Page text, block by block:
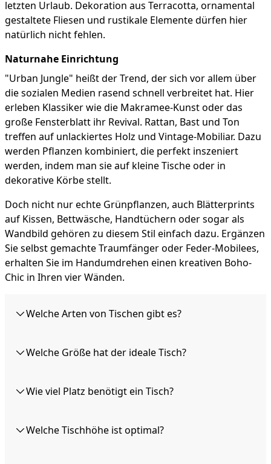
letzten Urlaub. Dekoration aus Terracotta, ornamental
gestaltete Fliesen und rustikale Elemente dürfen hier
natürlich nicht fehlen.
Naturnahe Einrichtung
"Urban Jungle" heißt der Trend, der sich vor allem über
die sozialen Medien rasend schnell verbreitet hat. Hier
erleben Klassiker wie die Makramee-Kunst oder das
große Fensterblatt ihr Revival. Rattan, Bast und Ton
treffen auf unlackiertes Holz und Vintage-Mobiliar. Dazu
werden Pflanzen kombiniert, die perfekt inszeniert
werden, indem man sie auf kleine Tische oder in
dekorative Körbe stellt.
Doch nicht nur echte Grünpflanzen, auch Blätterprints
auf Kissen, Bettwäsche, Handtüchern oder sogar als
Wandbild gehören zu diesem Stil einfach dazu. Ergänzen
Sie selbst gemachte Traumfänger oder Feder-Mobilees,
erhalten Sie im Handumdrehen einen kreativen Boho-
Chic in Ihren vier Wänden.
Welche Arten von Tischen gibt es?
Welche Größe hat der ideale Tisch?
Wie viel Platz benötigt ein Tisch?
Welche Tischhöhe ist optimal?